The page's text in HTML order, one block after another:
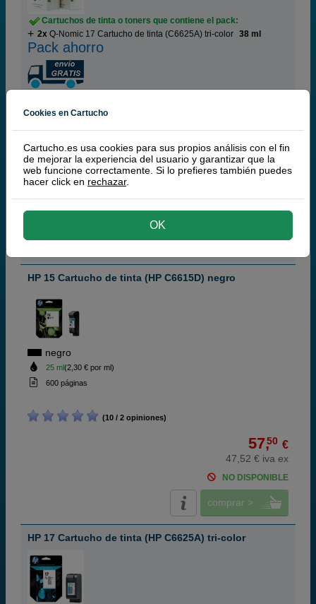
Cartuchos de tinta o toners que contiene el pack:
2x Q-Nomic 17 Cartucho de tinta (C6625A) tri-color 38 ml
Pack ahorro
72, €
59,92 € iva ex
RECÍBELO EN 24 HORAS
HP 15 Cartucho de tinta (HP C6615D) negro
negro
25 ml(2,30 € por ml)
600 páginas
(10 / 2 opiniones)
57,50 €
47,52 € iva ex
NO DISPONIBLE
comprar >
HP 17 Cartucho de tinta (HP C6625A) tri-color
Cookies en Cartucho
Cartucho.es usa cookies para sus propios análisis con el fin
de mejorar la experiencia del usuario y garantizar que la
web funcione correctamente. Si lo prefieres también puedes
hacer click en rechazar.
OK